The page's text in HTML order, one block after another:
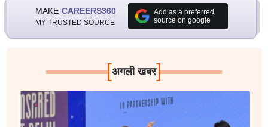
MAKE CAREERS360
MY TRUSTED SOURCE
Add as a preferred
source on google
[अगली खबर]